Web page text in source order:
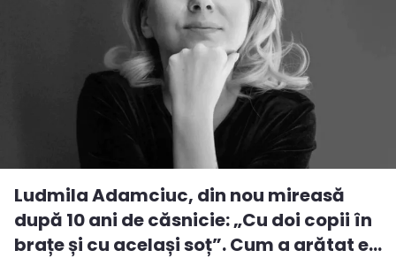
Ludmila Adamciuc, din nou mireasă
după 10 ani de căsnicie: „Cu doi copii în
brațe și cu același soț”. Cum a arătat e...